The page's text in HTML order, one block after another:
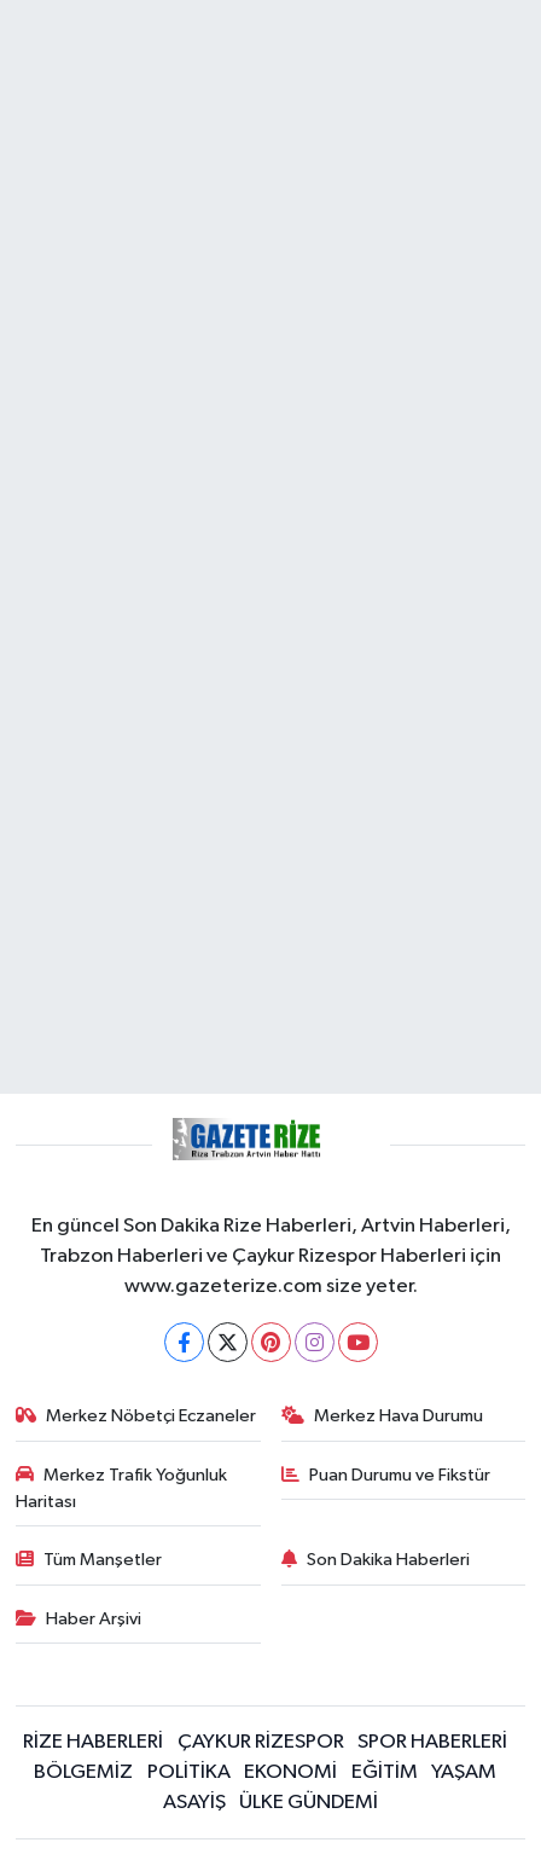
En güncel Son Dakika Rize Haberleri, Artvin Haberleri,
Trabzon Haberleri ve Çaykur Rizespor Haberleri için
www.gazeterize.com size yeter.
Merkez Nöbetçi Eczaneler Merkez Hava Durumu
Merkez Trafik Yoğunluk
Haritası
Puan Durumu ve Fikstür
Tüm Manşetler Son Dakika Haberleri
Haber Arşivi
RİZE HABERLERİ ÇAYKUR RİZESPOR
SPOR HABERLERİ
BÖLGEMİZ
POLİTİKA EKONOMİ EĞİTİM
YAŞAM
ASAYİŞ
ÜLKE GÜNDEMİ